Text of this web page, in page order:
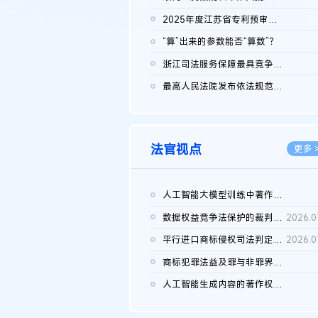
2025年度江苏省专利预审典型案例
“算”出来的参数能否“算数”？
浙江司法服务保障最具竞争力营商环境建设典型案例（第二批）含侵...
最高人民法院发布依法规范平台经营、保护消费者合法权益典型案例...
法官视点 更多
人工智能大模型训练中著作权的合理使用
数据权益竞争法保护的裁判路径构建
平行进口商标侵权司法判定规则的困境与纾解
商标犯罪法益及罪与非罪界限研究
人工智能生成内容的著作权司法认定：演进逻辑、现实困境与规则建...